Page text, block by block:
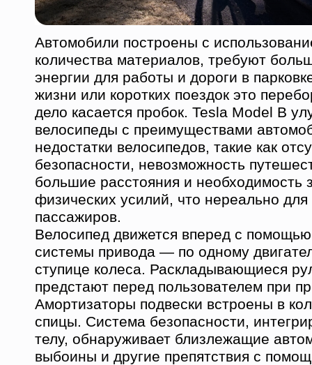
Автомобили построены с
количества материалов, требуют
энергии для работы и дороги в
жизни или коротких поездок это
дело касается пробок. Tesla Model B
велосипеды с преимуществами
недостатки велосипедов, такие как
безопасности, невозможность
большие расстояния и необходимость
физических усилий, что нереально для
пассажиров.
Велосипед движется вперед с
системы привода — по одному
ступице колеса. Раскладывающиеся
предстают перед пользователем при
Амортизаторы подвески встроены в
спицы. Система безопасности,
телу, обнаруживает близлежащие
выбоины и другие препятствия с